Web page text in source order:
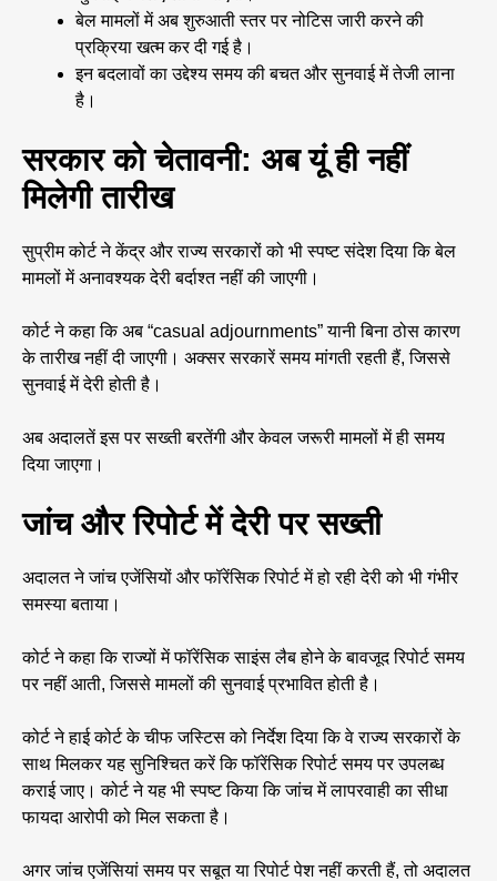
बेल मामलों में अब शुरुआती स्तर पर नोटिस जारी करने की
प्रक्रिया खत्म कर दी गई है।
इन बदलावों का उद्देश्य समय की बचत और सुनवाई में तेजी लाना
है।
सरकार को चेतावनी: अब यूं ही नहीं
मिलेगी तारीख
सुप्रीम कोर्ट ने केंद्र और राज्य सरकारों को भी स्पष्ट संदेश दिया कि बेल
मामलों में अनावश्यक देरी बर्दाश्त नहीं की जाएगी।
कोर्ट ने कहा कि अब “casual adjournments” यानी बिना ठोस कारण
के तारीख नहीं दी जाएगी। अक्सर सरकारें समय मांगती रहती हैं, जिससे
सुनवाई में देरी होती है।
अब अदालतें इस पर सख्ती बरतेंगी और केवल जरूरी मामलों में ही समय
दिया जाएगा।
जांच और रिपोर्ट में देरी पर सख्ती
अदालत ने जांच एजेंसियों और फॉरेंसिक रिपोर्ट में हो रही देरी को भी गंभीर
समस्या बताया।
कोर्ट ने कहा कि राज्यों में फॉरेंसिक साइंस लैब होने के बावजूद रिपोर्ट समय
पर नहीं आती, जिससे मामलों की सुनवाई प्रभावित होती है।
कोर्ट ने हाई कोर्ट के चीफ जस्टिस को निर्देश दिया कि वे राज्य सरकारों के
साथ मिलकर यह सुनिश्चित करें कि फॉरेंसिक रिपोर्ट समय पर उपलब्ध
कराई जाए। कोर्ट ने यह भी स्पष्ट किया कि जांच में लापरवाही का सीधा
फायदा आरोपी को मिल सकता है।
अगर जांच एजेंसियां समय पर सबूत या रिपोर्ट पेश नहीं करती हैं, तो अदालत